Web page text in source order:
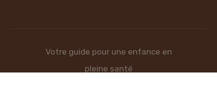
Votre guide pour une enfance en
pleine santé